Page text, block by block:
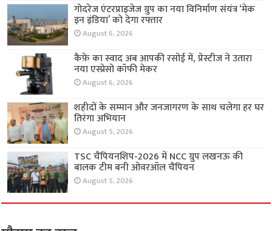
गोदरेज एंटरप्राइजेज ग्रुप का नया विनिर्माण संयंत्र ‘मेक
इन इंडिया’ को देगा रफ्तार
August 6, 2026
कैफ़े का स्वाद अब आपकी रसोई में, प्रेस्टीज ने उतारा
नया एस्प्रेसो कॉफी मेकर
August 6, 2026
शहीदों के सम्मान और जनजागरण के साथ चलेगा हर घर
तिरंगा अभियान
August 5, 2026
TSC चैंपियनशिप-2026 में NCC ग्रुप लखनऊ की
बालक टीम बनी ओवरऑल चैंपियन
August 5, 2026